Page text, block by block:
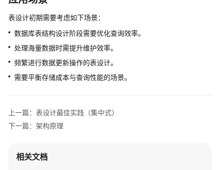
务
公
产
品
费
明
表设计初期需要考虑如下场景：
数据库表结构设计阶段需要优化查询效率。
处理海量数据时需提升维护效率。
频繁进行数据更新操作的表设计。
需要平衡存储成本与查询性能的场景。
上一篇：表设计最佳实践（集中式）
下一篇：架构原理
相关文档